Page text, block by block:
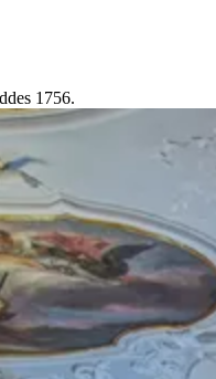
1756.